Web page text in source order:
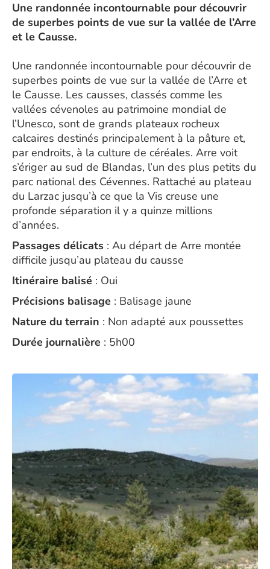
Une randonnée incontournable pour découvrir
de superbes points de vue sur la vallée de l’Arre
et le Causse.
Une randonnée incontournable pour découvrir de
superbes points de vue sur la vallée de l’Arre et
le Causse. Les causses, classés comme les
vallées cévenoles au patrimoine mondial de
l’Unesco, sont de grands plateaux rocheux
calcaires destinés principalement à la pâture et,
par endroits, à la culture de céréales. Arre voit
s’ériger au sud de Blandas, l’un des plus petits du
parc national des Cévennes. Rattaché au plateau
du Larzac jusqu’à ce que la Vis creuse une
profonde séparation il y a quinze millions
d’années.
Passages délicats : Au départ de Arre montée
difficile jusqu’au plateau du causse
Itinéraire balisé : Oui
Précisions balisage : Balisage jaune
Nature du terrain : Non adapté aux poussettes
Durée journalière : 5h00